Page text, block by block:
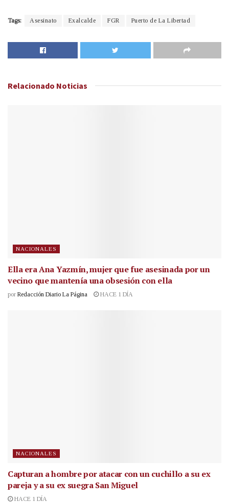
Tags: Asesinato Exalcalde FGR Puerto de La Libertad
Relacionado Noticias
NACIONALES
Ella era Ana Yazmín, mujer que fue asesinada por un
vecino que mantenía una obsesión con ella
por Redacción Diario La Página HACE 1 DÍA
NACIONALES
Capturan a hombre por atacar con un cuchillo a su ex
pareja y a su ex suegra San Miguel
HACE 1 DÍA